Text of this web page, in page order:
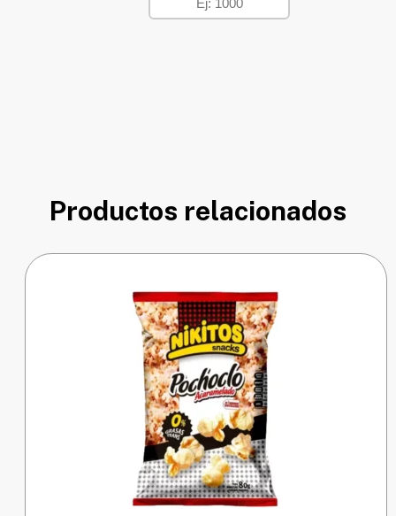
Productos relacionados